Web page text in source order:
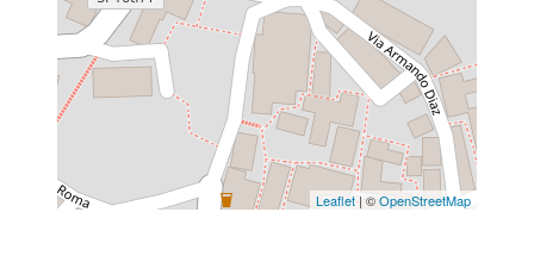
Leaflet| ©OpenStreetMap